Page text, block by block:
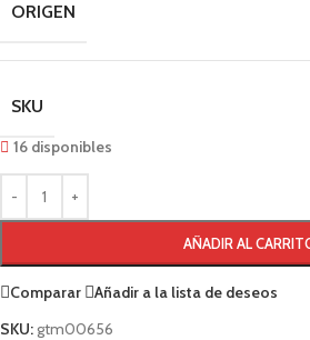
ORIGEN
SKU
16 disponibles
AÑADIR AL
Comparar
Añadir a la lista de deseos
SKU:gtm00656